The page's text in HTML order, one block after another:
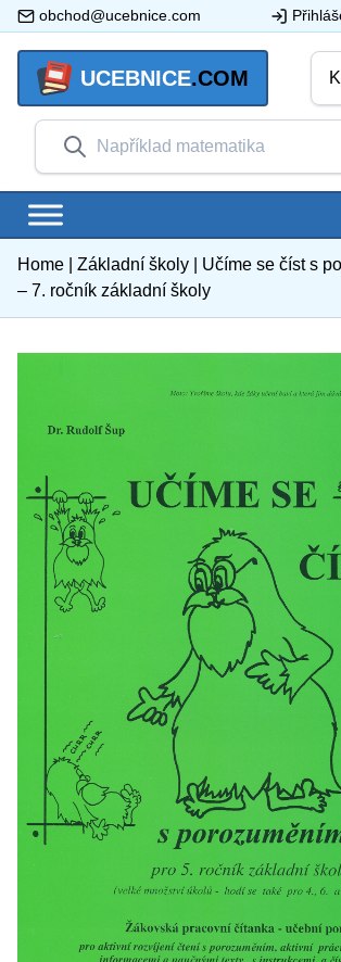
obchod@ucebnice.com
UCEBNICE.COM
Home Základní školy
Učíme se číst s
– 7. ročník základní školy